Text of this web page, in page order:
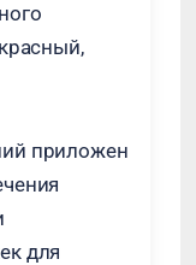
приложен
для